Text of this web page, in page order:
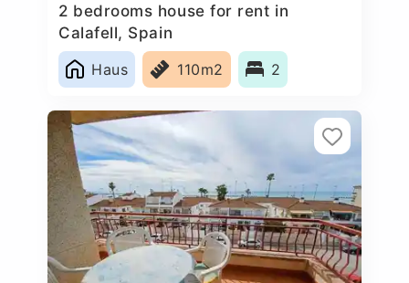
2 bedrooms house for rent in
Calafell, Spain
Haus
110m2 2